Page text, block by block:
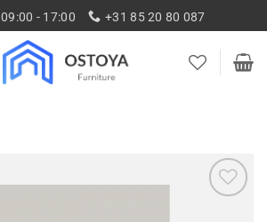
09:00 - 17:00 +31 85 20 80 087